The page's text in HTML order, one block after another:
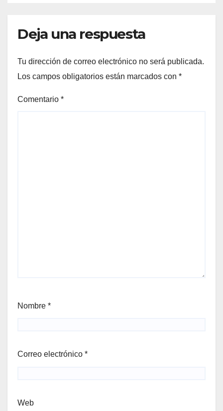
Deja una respuesta
Tu dirección de correo electrónico no será publicada.
Los campos obligatorios están marcados con *
Comentario *
Nombre *
Correo electrónico *
Web